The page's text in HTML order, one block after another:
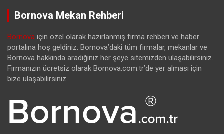
Bornova Mekan Rehberi
Bornova için özel olarak hazırlanmış firma rehberi ve haber
portalına hoş geldiniz. Bornova’daki tüm firmalar, mekanlar ve
Bornova hakkında aradığınız her şeye sitemizden ulaşabilirsiniz.
Firmanızın ücretsiz olarak Bornova.com.tr’de yer alması için
bize ulaşabilirsiniz.